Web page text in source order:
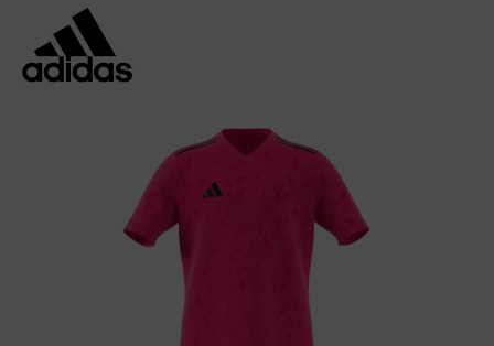
Bildergalerie überspringen